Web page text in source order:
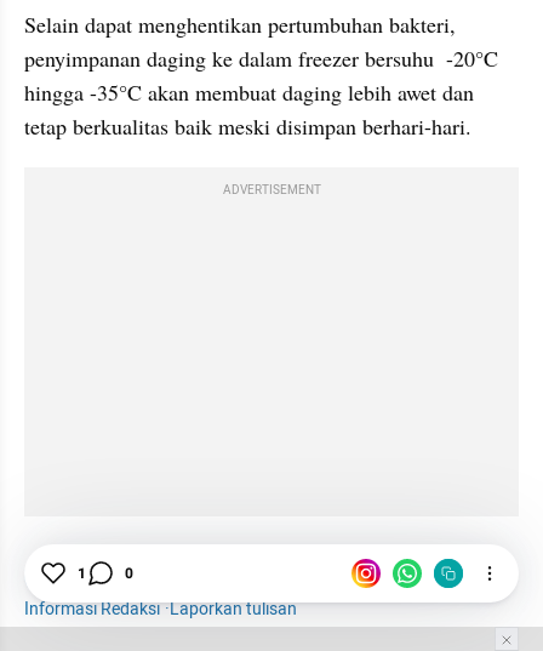
Selain dapat menghentikan pertumbuhan bakteri,
penyimpanan daging ke dalam freezer bersuhu  -20°C
hingga -35°C akan membuat daging lebih awet dan
tetap berkualitas baik meski disimpan berhari-hari.
ADVERTISEMENT
Kuliner
Kesehatan
Informasi Redaksi·Laporkan tulisan
1 0